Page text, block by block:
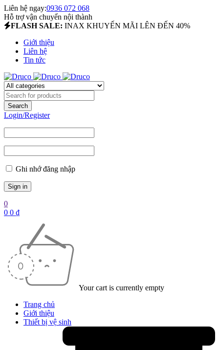
Liên hệ ngay:0936 072 068
Hỗ trợ vận chuyển nội thành
FLASH SALE: INAX KHUYẾN MÃI LÊN ĐẾN 40%
Giới thiệu
Liên hệ
Tin tức
Login/Register
Ghi nhớ đăng nhập
0
0 0 ₫
Your cart is currently empty
Trang chủ
Giới thiệu
Thiết bị vệ sinh